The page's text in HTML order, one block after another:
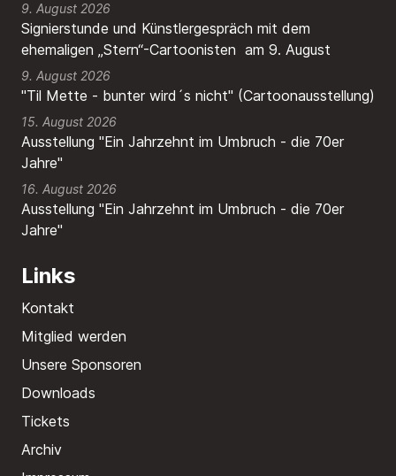
9. August 2026
Signierstunde und Künstlergespräch mit dem
ehemaligen „Stern“-Cartoonisten am 9. August
9. August 2026
"Til Mette - bunter wird´s nicht" (Cartoonausstellung)
15. August 2026
Ausstellung "Ein Jahrzehnt im Umbruch - die 70er
Jahre"
16. August 2026
Ausstellung "Ein Jahrzehnt im Umbruch - die 70er
Jahre"
Links
Kontakt
Mitglied werden
Unsere Sponsoren
Downloads
Tickets
Archiv